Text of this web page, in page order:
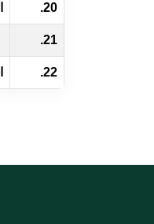
20.
21.
22.